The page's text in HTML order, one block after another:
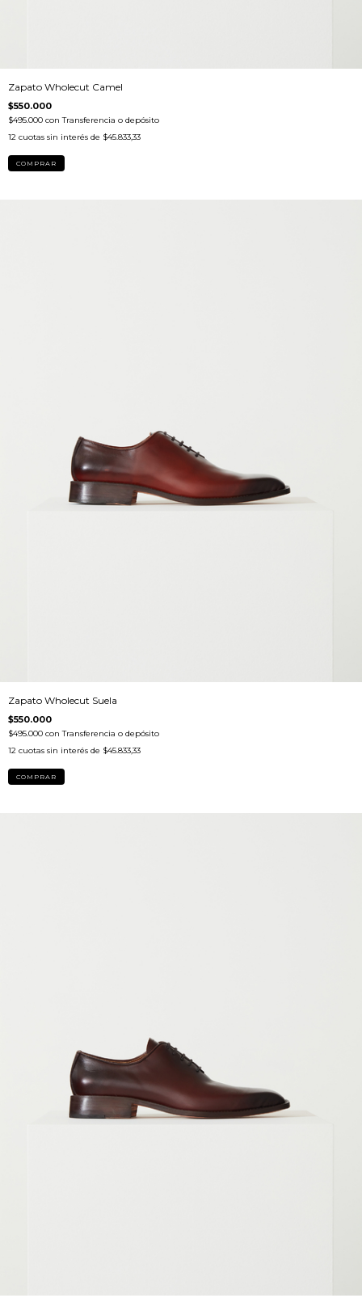
Zapato Wholecut Camel
$550.000
$495.000 con Transferencia o depósito
12 cuotas sin interés de $45.833,33
COMPRAR
Zapato Wholecut Suela
$550.000
$495.000 con Transferencia o depósito
12 cuotas sin interés de $45.833,33
COMPRAR